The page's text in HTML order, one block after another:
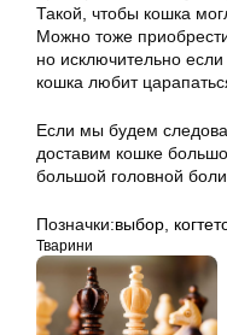
Такой, чтобы кошка
Можно тоже приобрести
но исключительно
кошка любит
Если мы будем
доставим кошке
большой головной
Позначки:выбор
Тварини